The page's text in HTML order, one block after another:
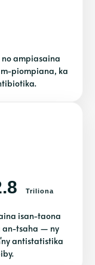
ampiasaina
piompiana, ka
Triliona
isan-taona
an-tsaha — ny
antistatistika